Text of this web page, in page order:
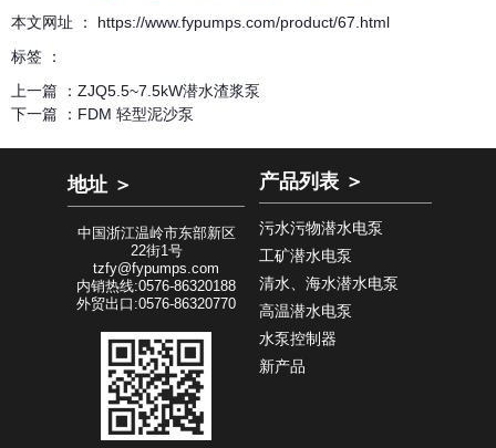
本文网址 ： https://www.fypumps.com/product/67.html
标签 ：
上一篇 ： ZJQ5.5~7.5kW潜水渣浆泵
下一篇 ： FDM 轻型泥沙泵
地址 ＞
中国浙江温岭市东部新区
22街1号
tzfy@fypumps.com
内销热线:0576-86320188
外贸出口:0576-86320770
产品列表 ＞
污水污物潜水电泵
工矿潜水电泵
清水、海水潜水电泵
高温潜水电泵
水泵控制器
新产品